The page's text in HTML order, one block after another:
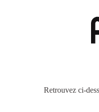
Retrouvez ci-